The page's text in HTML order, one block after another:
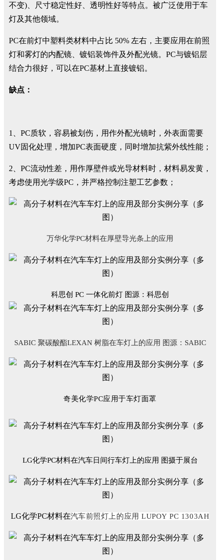
不变)、尺寸稳定性好、透明性好等特点。被广泛使用于车
灯及其他领域。
PC在前灯中塑料类材料中占比 50% 左右，主要应用在前照
灯和雾灯的内配镜、镀铝装饰件及外配光镜。PC与镀铝层
结合力很好，可以在PC基材上直接镀铝。
缺点：
1、PC质软，容易被划伤，用作外配光镜时，外表面需要
UV固化处理，增加PC表面硬度，同时增加抗紫外线性能；
2、PC流动性差，用作厚壁件或光导材料时，材料易发黄，
考虑使用光学级PC，并严格控制注塑工艺参数；
万华化学PC材料在厚壁导光条上的应用
科思创 PC 一体化前灯 图源：科思创
SABIC 聚碳酸酯LEXAN 树脂在车灯上的应用 图源： SABIC
奇美化学PC应用于车灯面罩
LG化学PC材料在汽车日间行车灯上的应用 图摄于展台
LG化学PC材料在汽车前照灯上的应用 LUPOY PC 1303AH